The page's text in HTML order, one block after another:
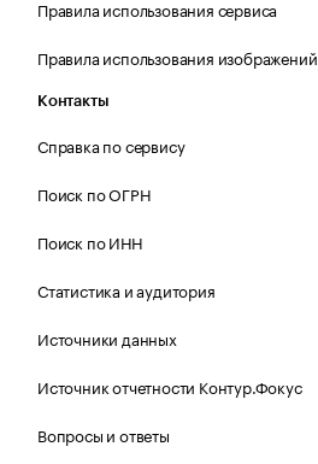
Правила использования сервиса
Правила использования изображений
Контакты
Справка по сервису
Поиск по ОГРН
Поиск по ИНН
Статистика и аудитория
Источники данных
Источник отчетности Контур.Фокус
Вопросы и ответы